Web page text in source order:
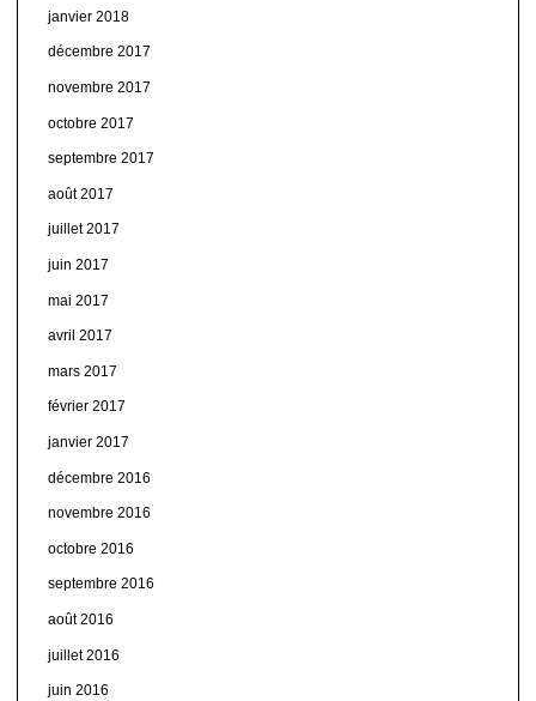
janvier 2018
décembre 2017
novembre 2017
octobre 2017
septembre 2017
août 2017
juillet 2017
juin 2017
mai 2017
avril 2017
mars 2017
février 2017
janvier 2017
décembre 2016
novembre 2016
octobre 2016
septembre 2016
août 2016
juillet 2016
juin 2016